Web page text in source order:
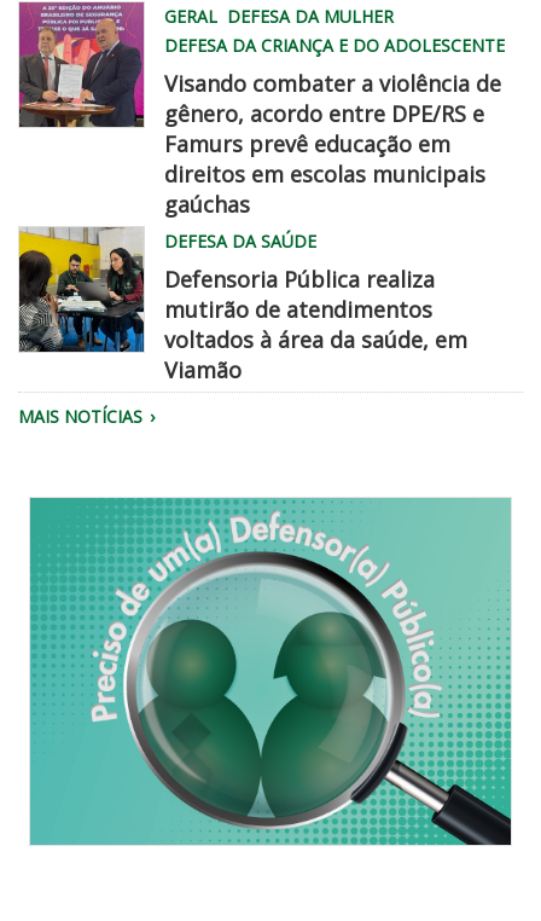
WhatsApp
Image
2026
08
06
22
PM
chegadisso
GERAL DEFESA DA MULHER
DEFESA DA CRIANÇA E DO ADOLESCENTE
Visando combater a violência de
gênero, acordo entre DPE/RS e
Famurs prevê educação em
direitos em escolas municipais
gaúchas
Equipe
da
atendimento.
DEFESA DA SAÚDE
Defensoria Pública realiza
mutirão de atendimentos
voltados à área da saúde, em
Viamão
MAIS NOTÍCIAS